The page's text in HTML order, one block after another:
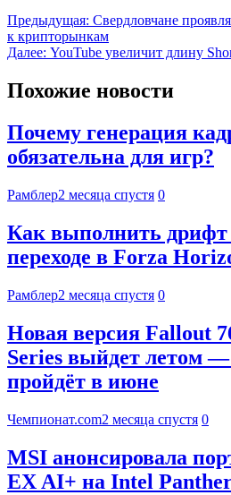
Предыдущая: Свердловчане
к крипторынкам
Далее: YouTube увеличит длину
Похожие новости
Почему генерация
обязательна для игр?
Рамблер2 месяца спустя 0
Как выполнить
переходе в Forza
Рамблер2 месяца спустя 0
Новая версия Fallout
Series выйдет летом —
пройдёт в июне
Чемпионат.com2 месяца спустя 0
MSI анонсировала
EX AI+ на Intel